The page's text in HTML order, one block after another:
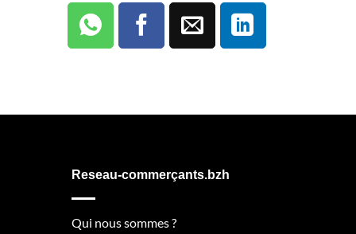
Reseau-commerçants.bzh
Qui nous sommes ?